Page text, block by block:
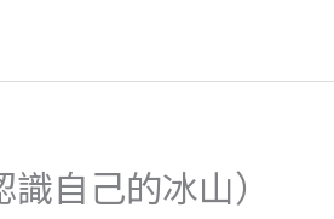
自己的冰山）